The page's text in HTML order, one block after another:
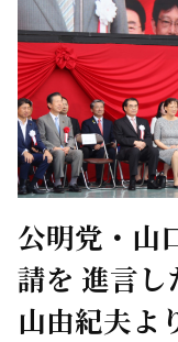
公明党・山
請を 進言し
山由紀夫よ